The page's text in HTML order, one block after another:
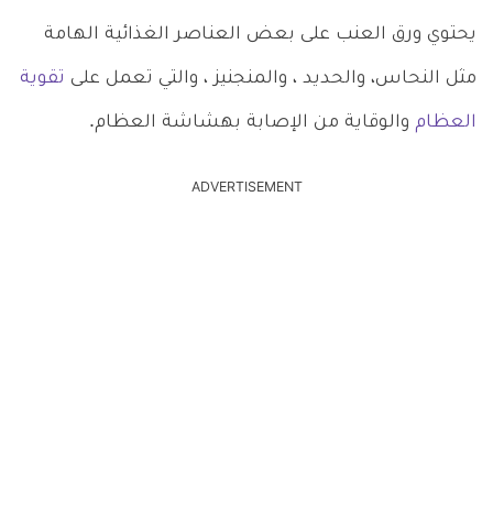
يحتوي ورق العنب على بعض العناصر الغذائية الهامة
مثل النحاس، والحديد ، والمنجنيز ، والتي تعمل على تقوية
العظام والوقاية من الإصابة بهشاشة العظام.
ADVERTISEMENT